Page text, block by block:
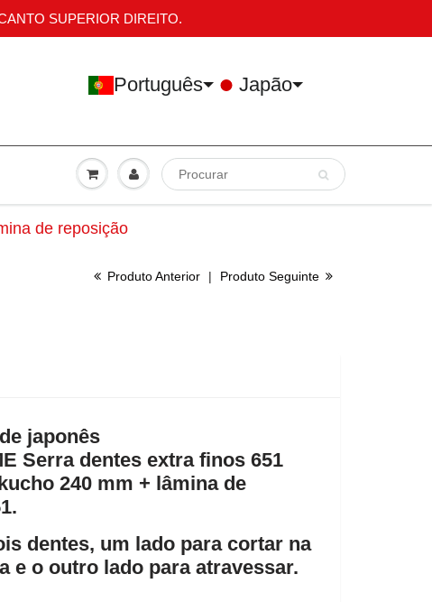
SUPERIOR DIREITO.
de reposição
Produto Anterior | Produto Seguinte
japonês
Serra dentes extra finos 651
240 mm + lâmina de
dentes, um lado para cortar na
e o outro lado para atravessar.
Português Japão